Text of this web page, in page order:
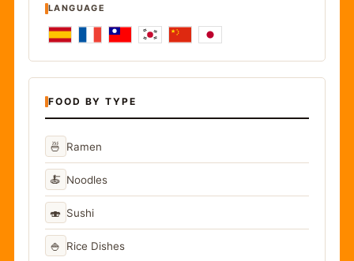
LANGUAGE
FOOD BY TYPE
🍜 Ramen
🍝 Noodles
🍣 Sushi
🍚 Rice Dishes